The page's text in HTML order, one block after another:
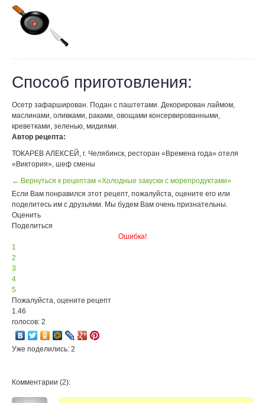
Способ приготовления:
Осетр зафарширован. Подан с паштетами. Декорирован лаймом,
маслинами, оливками, раками, овощами консервированными,
креветками, зеленью, мидиями.
Автор рецепта:
ТОКАРЕВ АЛЕКСЕЙ, г. Челябинск, ресторан «Времена года» отеля
«Виктория», шеф смены
← Вернуться к рецептам «Холодные закуски с морепродуктами»
Если Вам понравился этот рецепт, пожалуйста, оцените его или
поделитесь им с друзьями. Мы будем Вам очень признательны.
Оценить
Поделиться
Ошибка!
1
2
3
4
5
Пожалуйста, оцените рецепт
1.46
голосов: 2
Уже поделились: 2
Комментарии (2):